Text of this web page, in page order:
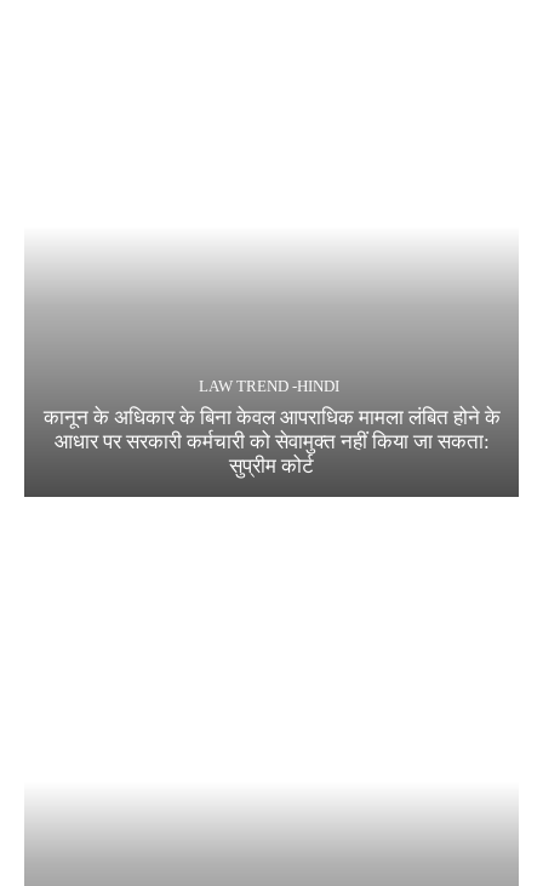
LAW TREND -HINDI
कानून के अधिकार के बिना केवल आपराधिक मामला लंबित होने के
आधार पर सरकारी कर्मचारी को सेवामुक्त नहीं किया जा सकता:
सुप्रीम कोर्ट